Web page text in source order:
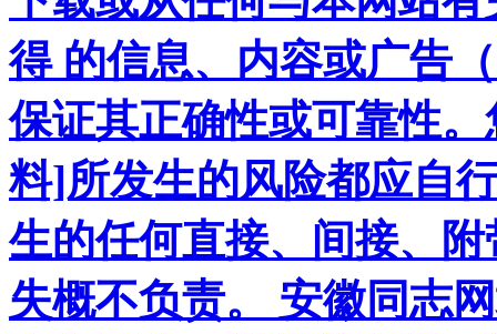
得 的信息、内容或广告
保证其正确性或可靠性
料]所发生的风险都应自
生的任何直接、间接、
失概不负责。 安徽同志